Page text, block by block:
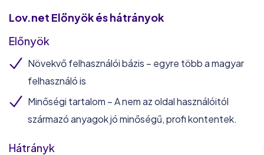
Lov.net Előnyök és hátrányok
Előnyök
Növekvő felhasználói bázis – egyre több a magyar
felhasználó is
Minőségi tartalom – A nem az oldal használóitól
származó anyagok jó minőségű, profi kontentek.
Hátrányk